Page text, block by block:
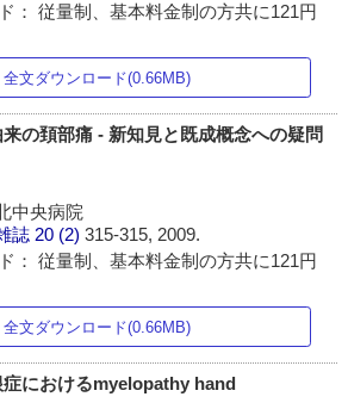
： 従量制、基本料金制の方共に121円
全文ダウンロード(0.66MB)
の頚部痛 - 新知見と既成概念への疑問
中央病院
誌 20 (2)315-315, 2009.
： 従量制、基本料金制の方共に121円
全文ダウンロード(0.66MB)
症におけるmyelopathy hand